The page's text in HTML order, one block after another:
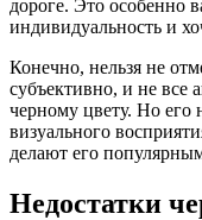
дороге. Это особенно
индивидуальность и
Конечно, нельзя не
субъективно, и не все
черному цвету. Но его
визуального
делают его
Недостатки